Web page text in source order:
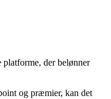
der belønner
og præmier, kan det